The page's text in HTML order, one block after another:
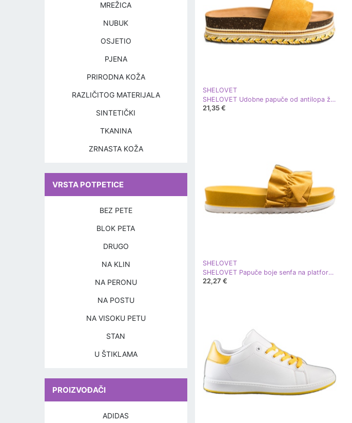
SHELOVET
SHELOVET Udobne papuče od antilopa žuta boja
21,35 €
SHELOVET
SHELOVET Papuče boje senfa na platformi žuta boja
22,27 €
MREŽICA
NUBUK
OSJETIO
PJENA
PRIRODNA KOŽA
RAZLIČITOG MATERIJALA
SINTETIČKI
TKANINA
ZRNASTA KOŽA
VRSTA POTPETICE
BEZ PETE
BLOK PETA
DRUGO
NA KLIN
NA PERONU
NA POSTU
NA VISOKU PETU
STAN
U ŠTIKLAMA
PROIZVOĐAČI
ADIDAS